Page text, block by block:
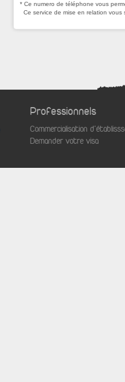
* Ce numero de téléphone vous
Ce service de mise en relation
Professionnels
Commercialisation
Demander votre visa